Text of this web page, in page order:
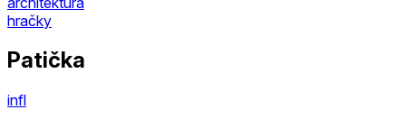
hračky
Patička
infl